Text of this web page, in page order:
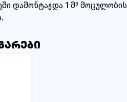
დამონტაჟდა 1 მ³